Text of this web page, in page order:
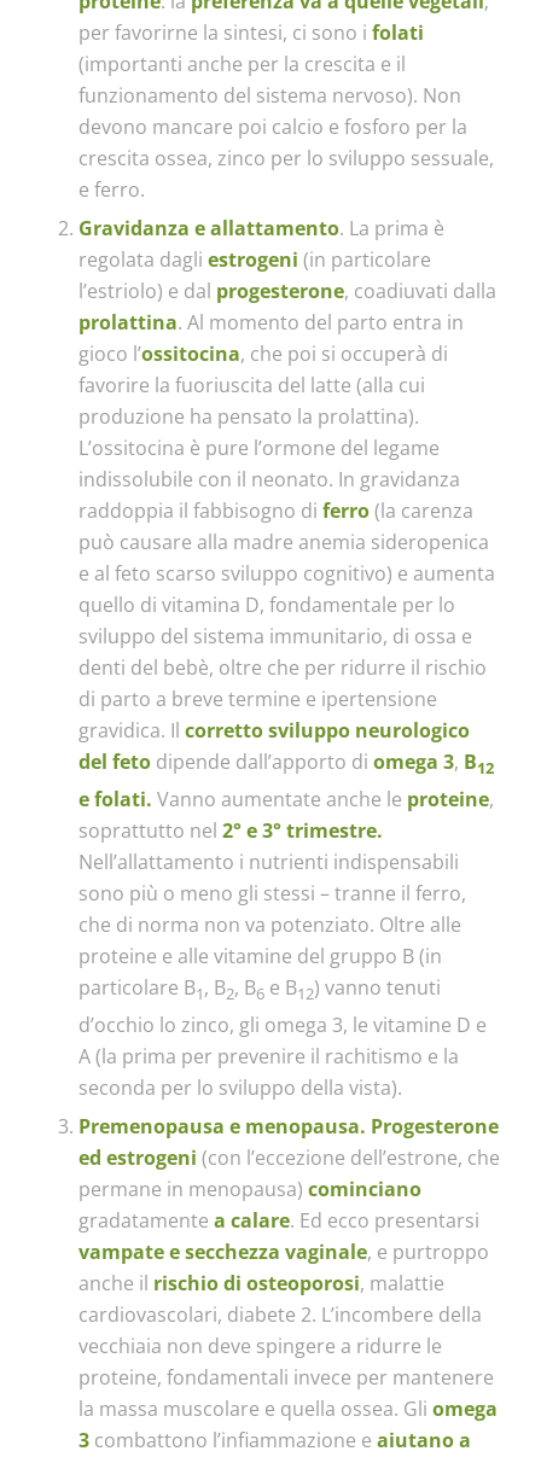
per favorirne la sintesi, ci sono i folati
(importanti anche per la crescita e il
funzionamento del sistema nervoso). Non
devono mancare poi calcio e fosforo per la
crescita ossea, zinco per lo sviluppo sessuale,
e ferro.
Gravidanza e allattamento. La prima è
regolata dagli estrogeni (in particolare
l’estriolo) e dal progesterone, coadiuvati dalla
prolattina. Al momento del parto entra in
gioco l’ossitocina, che poi si occuperà di
favorire la fuoriuscita del latte (alla cui
produzione ha pensato la prolattina).
L’ossitocina è pure l’ormone del legame
indissolubile con il neonato. In gravidanza
raddoppia il fabbisogno di ferro(la carenza
può causare alla madre anemia sideropenica
e al feto scarso sviluppo cognitivo) e aumenta
quello di vitamina D, fondamentale per lo
sviluppo del sistema immunitario, di ossa e
denti del bebè, oltre che per ridurre il rischio
di parto a breve termine e ipertensione
gravidica. Il corretto sviluppo neurologico
del fetodipende dall’apporto di omega 3, B12
e folati. Vanno aumentate anche le proteine,
soprattutto nel 2° e 3° trimestre.
Nell’allattamento i nutrienti indispensabili
sono più o meno gli stessi – tranne il ferro,
che di norma non va potenziato. Oltre alle
proteine e alle vitamine del gruppo B (in
particolare B1, B2, B6e B12) vanno tenuti
d’occhio lo zinco, gli omega 3, le vitamine D e
A (la prima per prevenire il rachitismo e la
seconda per lo sviluppo della vista).
Premenopausa e menopausa. Progesterone
ed estrogeni (con l’eccezione dell’estrone, che
permane in menopausa) cominciano
gradatamente a calare. Ed ecco presentarsi
vampate e secchezza vaginale, e purtroppo
anche il rischio di osteoporosi, malattie
cardiovascolari, diabete 2. L’incombere della
vecchiaia non deve spingere a ridurre le
proteine, fondamentali invece per mantenere
la massa muscolare e quella ossea. Gli omega
3combattono l’infiammazione e aiutano a